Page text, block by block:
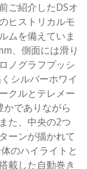
ご紹介したDSオ
ヒストリカルモ
ムを備えていま
、側面には滑り
ノグラフプッシ
シルバーホワイ
クルとテレメー
でありながら
た、中央の2つ
ーンが描かれて
のハイライトと
載した自動巻き